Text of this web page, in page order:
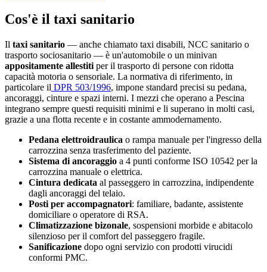
Cos'è il taxi sanitario
Il taxi sanitario — anche chiamato taxi disabili, NCC sanitario o
trasporto sociosanitario — è un'automobile o un minivan
appositamente allestiti per il trasporto di persone con ridotta
capacità motoria o sensoriale. La normativa di riferimento, in
particolare il DPR 503/1996, impone standard precisi su pedana,
ancoraggi, cinture e spazi interni. I mezzi che operano a Pescina
integrano sempre questi requisiti minimi e li superano in molti casi,
grazie a una flotta recente e in costante ammodernamento.
Pedana elettroidraulica o rampa manuale per l'ingresso della
carrozzina senza trasferimento del paziente.
Sistema di ancoraggio a 4 punti conforme ISO 10542 per la
carrozzina manuale o elettrica.
Cintura dedicata al passeggero in carrozzina, indipendente
dagli ancoraggi del telaio.
Posti per accompagnatori: familiare, badante, assistente
domiciliare o operatore di RSA.
Climatizzazione bizonale, sospensioni morbide e abitacolo
silenzioso per il comfort del passeggero fragile.
Sanificazione dopo ogni servizio con prodotti virucidi
conformi PMC.